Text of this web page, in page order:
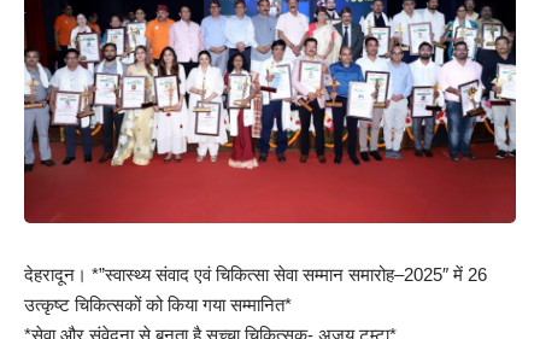
देहरादून। *”स्वास्थ्य संवाद एवं चिकित्सा सेवा सम्मान समारोह–2025″ में 26
उत्कृष्ट चिकित्सकों को किया गया सम्मानित*